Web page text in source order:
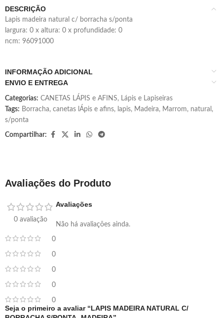
DESCRIÇÃO
lapis madeira natural c/ borracha s/ponta
largura: 0 x altura: 0 x profundidade: 0
ncm: 96091000
INFORMAÇÃO ADICIONAL
ENVIO E ENTREGA
Categorias: CANETAS LÁPIS e AFINS, Lápis e Lapiseiras
Tags: Borracha, canetas lÁpis e afins, lapis, Madeira, Marrom, natural ,
s/ponta
Compartilhar:
Avaliações do Produto
0 avaliação
0
0
0
0
0
Avaliações
Não há avaliações ainda.
Seja o primeiro a avaliar “LAPIS MADEIRA NATURAL C/